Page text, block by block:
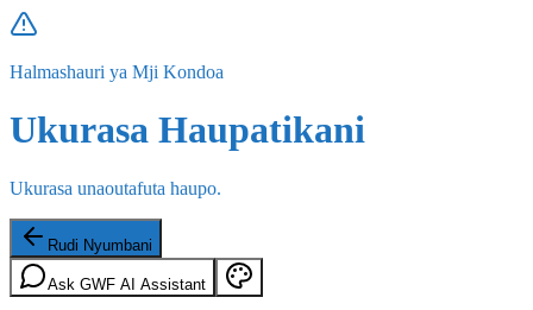
Halmashauri ya Mji Kondoa
Ukurasa Haupatikani
Ukurasa unaoutafuta haupo.
Rudi Nyumbani
Ask GWF AI Assistant